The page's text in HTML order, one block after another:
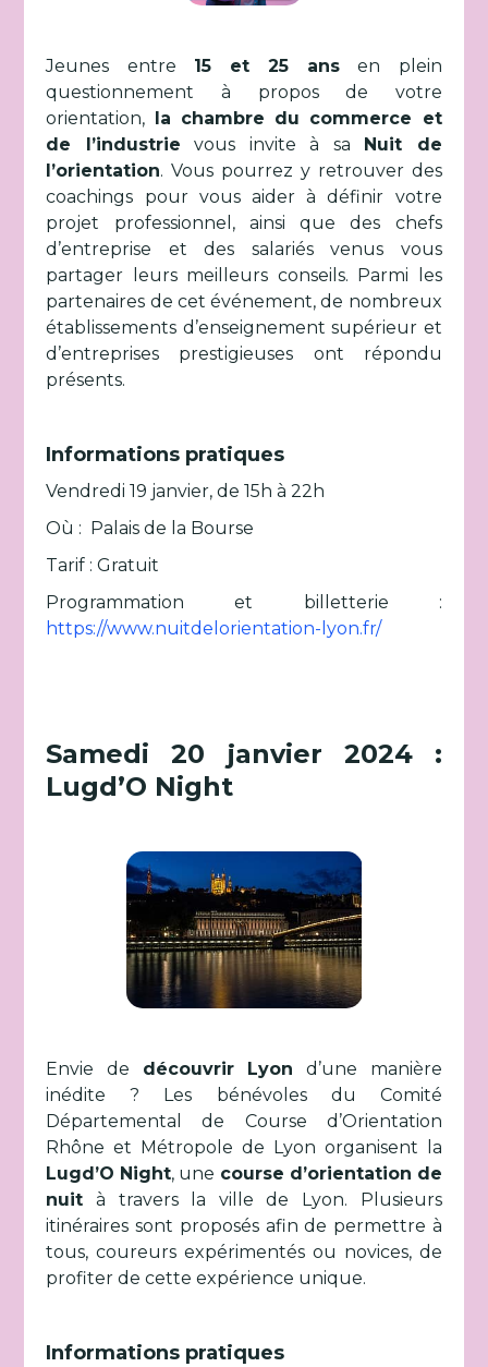
Jeunes entre 15 et 25 ans en plein
questionnement à propos de votre
orientation, la chambre du commerce et
de l’industrie vous invite à sa Nuit de
l’orientation. Vous pourrez y retrouver des
coachings pour vous aider à définir votre
projet professionnel, ainsi que des chefs
d’entreprise et des salariés venus vous
partager leurs meilleurs conseils. Parmi les
partenaires de cet événement, de nombreux
établissements d’enseignement supérieur et
d’entreprises prestigieuses ont répondu
présents.
Informations pratiques
Vendredi 19 janvier, de 15h à 22h
Où : Palais de la Bourse
Tarif : Gratuit
Programmation et billetterie :
https://www.nuitdelorientation-lyon.fr/
Samedi 20 janvier 2024 :
Lugd’O Night
Envie de découvrir Lyon d’une manière
inédite ? Les bénévoles du Comité
Départemental de Course d’Orientation
Rhône et Métropole de Lyon organisent la
Lugd’O Night, une course d’orientation de
nuit à travers la ville de Lyon. Plusieurs
itinéraires sont proposés afin de permettre à
tous, coureurs expérimentés ou novices, de
profiter de cette expérience unique.
Informations pratiques